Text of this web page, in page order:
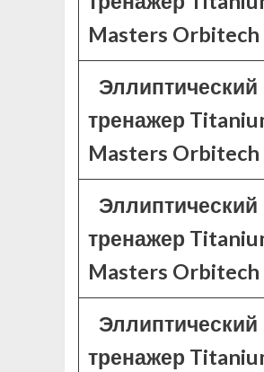
Masters Orbitech
Эллиптический
тренажер
Masters Orbitech
Эллиптический
тренажер
Masters Orbitech
Эллиптический
тренажер